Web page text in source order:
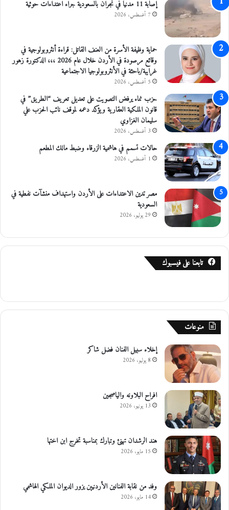
ل
ق
ا
ح
ا
ت
ن
ق
ب
ل
"
ج
ه
ة
م
ح
ا
ي
د
ة
ل
ى
خ
ل
ف
ي
م
ش
ا
ج
ر
ة
ف
ي
ا
ل
م
ف
ر
ق
إصابة 11 مدنيًا في نجران بالسعودية جراء اعتداءات حوثية
7 أغسطس، 2026
حماية وظيفة الأسرة من العنف القاتل: قراءة أنثروبولوجية في
وقائع مرصودة في الأردن خلال عام 2026 ،،، الدكتورة زهور
غرايبة/باحثة في الأنثروبولوجيا الاجتماعية
5 أغسطس، 2026
حزب نماء يرفض التصويت على تعديل تعريف “الطريق” في
قانون الملكية العقارية ويؤكد دعمه لموقف نائب الحزب علي
سليمان الغزاوي
3 أغسطس، 2026
حالات تسمم في هاشمية الزرقاء وضبط مالك المطعم
1 أغسطس، 2026
مصر تدين الاعتداءات على الأردن واستهداف منشآت نفطية في
السعودية
29 يوليو، 2026
تابعنا على فيسبوك
منوعات
إخلاء سبيل الفنان فضل شاكر
8 يوليو، 2026
افراح البلاونه والياصجين
13 يونيو، 2026
هند الرشدان تهنئ وتبارك بمناسبة تخرج ابن اختها
15 مايو، 2026
وفد من نقابة الفنانين الأردنيين يزور الديوان الملكي الهاشمي
14 مايو، 2026